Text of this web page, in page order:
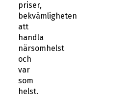
att
handla
närsomhelst
och
var
som
helst.
På
abswheels.se